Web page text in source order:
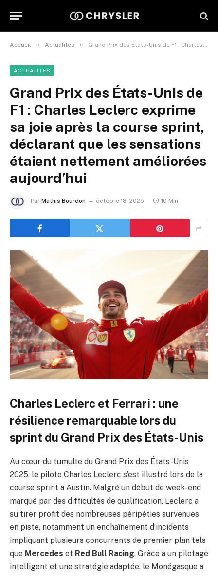
Accueil » Actualités » Grand Prix des États-Unis de F1 : Charles Leclerc exprime sa joie après la course sprint, déclarant que les sensations étaient nettement améliorées aujourd’hui
ACTUALITÉS
Grand Prix des États-Unis de
F1 : Charles Leclerc exprime
sa joie après la course sprint,
déclarant que les sensations
étaient nettement améliorées
aujourd’hui
Par Mathis Bourdon octobre 18, 2025 10 Min
Charles Leclerc et Ferrari : une
résilience remarquable lors du
sprint du Grand Prix des États-Unis
Au cœur du tumulte du Grand Prix des États-Unis
2025, le pilote Charles Leclerc s’est illustré lors de la
course sprint à Austin. Malgré un début de week-end
marqué par des difficultés de qualification, Leclerc a
su tirer profit des nombreuses péripéties survenues
en piste, notamment un enchaînement d’incidents
impliquant plusieurs concurrents de premier plan tels
que Mercedes et Red Bull Racing. Grâce à un pilotage
intelligent et une stratégie adaptée, le Monégasque a